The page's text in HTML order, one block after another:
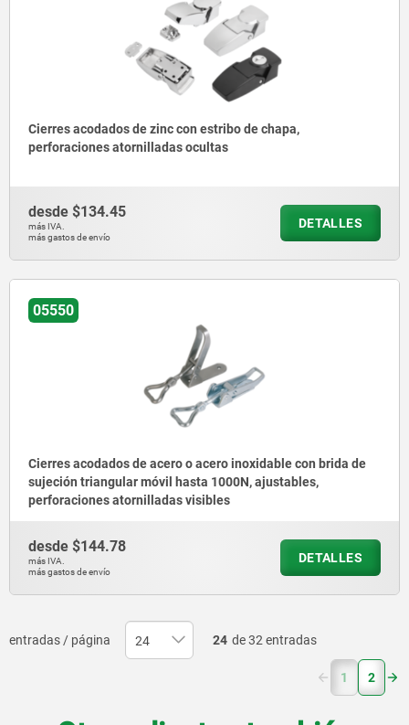
Cierres acodados de zinc con estribo de chapa,
perforaciones atornilladas ocultas
desde $134.45
más IVA.
más gastos de envío
DETALLES
05550
Cierres acodados de acero o acero inoxidable con brida de
sujeción triangular móvil hasta 1000N, ajustables,
perforaciones atornilladas visibles
desde $144.78
más IVA.
más gastos de envío
DETALLES
entradas / página 24 de 32 entradas
1 (current)
2